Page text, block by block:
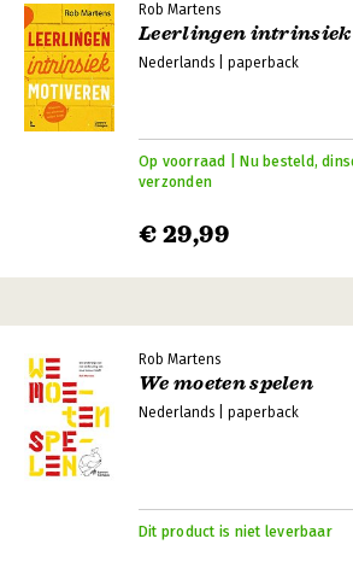
Rob Martens
Leerlingen
Nederlands | paperback
Op voorraad | Nu besteld,
verzonden
€ 29,99
Rob Martens
We moeten spelen
Nederlands | paperback
Dit product is niet leverbaar